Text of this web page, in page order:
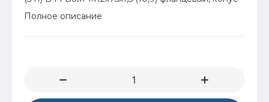
Полное описание